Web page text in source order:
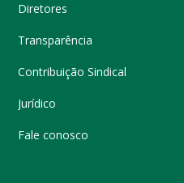
Diretores
Transparência
Contribuição Sindical
Jurídico
Fale conosco